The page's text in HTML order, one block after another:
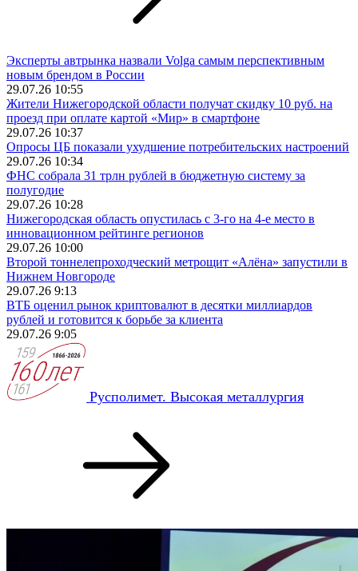
Эксперты автрынка назвали Volga самым перспективным
новым брендом в России
29.07.26 10:55
Жители Нижегородской области получат скидку 10 руб. на
проезд при оплате картой «Мир» в смартфоне
29.07.26 10:37
Опросы ЦБ показали ухудшение потребительских настроений
29.07.26 10:34
ФНС собрала 31 трлн рублей в бюджетную систему за
полугодие
29.07.26 10:28
Нижегородская область опустилась с 3-го на 4-е место в
инновационном рейтинге регионов
29.07.26 10:00
Второй тоннелепроходческий метрощит «Алёна» запустили в
Нижнем Новгороде
29.07.26 9:13
ВТБ оценил рынок криптовалют в десятки миллиардов
рублей и готовится к борьбе за клиента
29.07.26 9:05
Русполимет. Высокая металлургия